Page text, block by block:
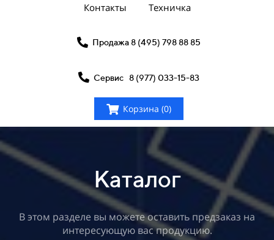
Контакты Техничка
Продажа 8 (495) 798 88 85
Сервис 8 (977) 033-15-83
Корзина (0)
Каталог
В этом разделе вы можете оставить предзаказ на
интересующую вас продукцию.